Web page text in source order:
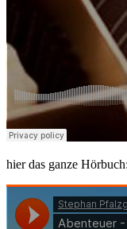
hier das ganze Hörbuch: